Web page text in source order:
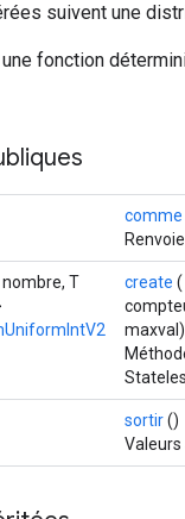
suivent une
fonction
comme
T
create (
maxval)
sortir()
Valeurs